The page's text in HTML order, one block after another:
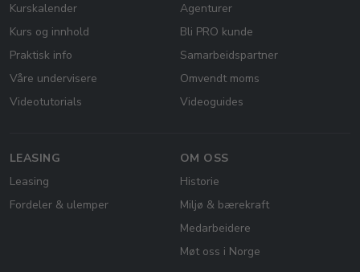
Kurskalender
Kurs og innhold
Praktisk info
Våre undervisere
Videotutorials
Agenturer
Bli PRO kunde
Samarbeidspartner
Omvendt moms
Videoguides
LEASING
Leasing
Fordeler & ulemper
OM OSS
Historie
Miljø & bærekraft
Medarbeidere
Møt oss i Norge